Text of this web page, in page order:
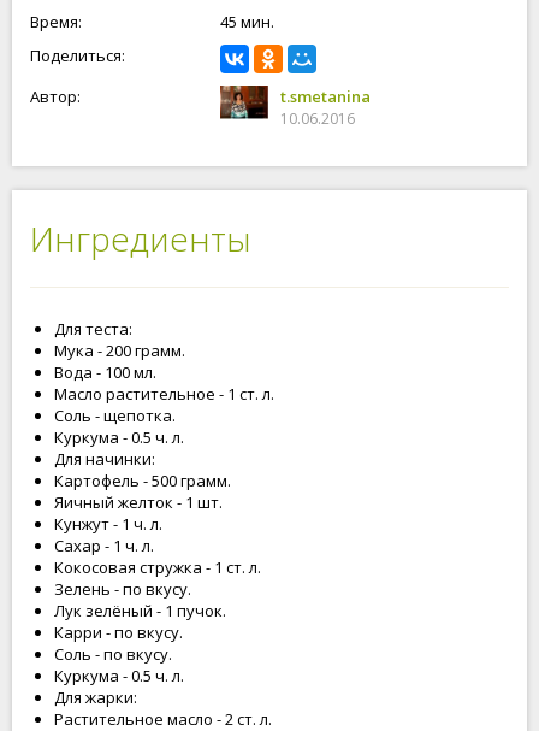
Время:
45 мин.
Поделиться:
Автор:
t.smetanina
10.06.2016
Ингредиенты
Для теста:
Мука - 200 грамм.
Вода - 100 мл.
Масло растительное - 1 ст. л.
Соль - щепотка.
Куркума - 0.5 ч. л.
Для начинки:
Картофель - 500 грамм.
Яичный желток - 1 шт.
Кунжут - 1 ч. л.
Сахар - 1 ч. л.
Кокосовая стружка - 1 ст. л.
Зелень - по вкусу.
Лук зелёный - 1 пучок.
Карри - по вкусу.
Соль - по вкусу.
Куркума - 0.5 ч. л.
Для жарки:
Растительное масло - 2 ст. л.